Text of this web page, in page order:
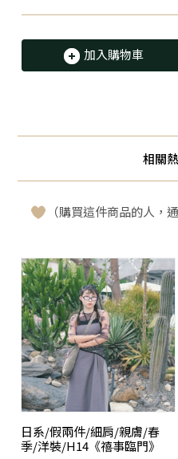
加入購物車
相關
（購買這件商品的人，
日系/假兩件/細肩/親膚/春
季/洋裝/H14《禧事臨門》